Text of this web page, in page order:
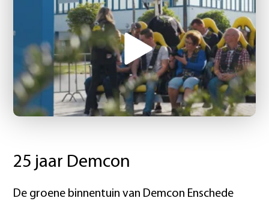
25 jaar Demcon
De groene binnentuin van Demcon Enschede